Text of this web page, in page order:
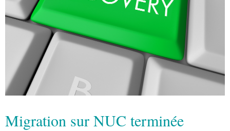
Migration sur NUC terminée